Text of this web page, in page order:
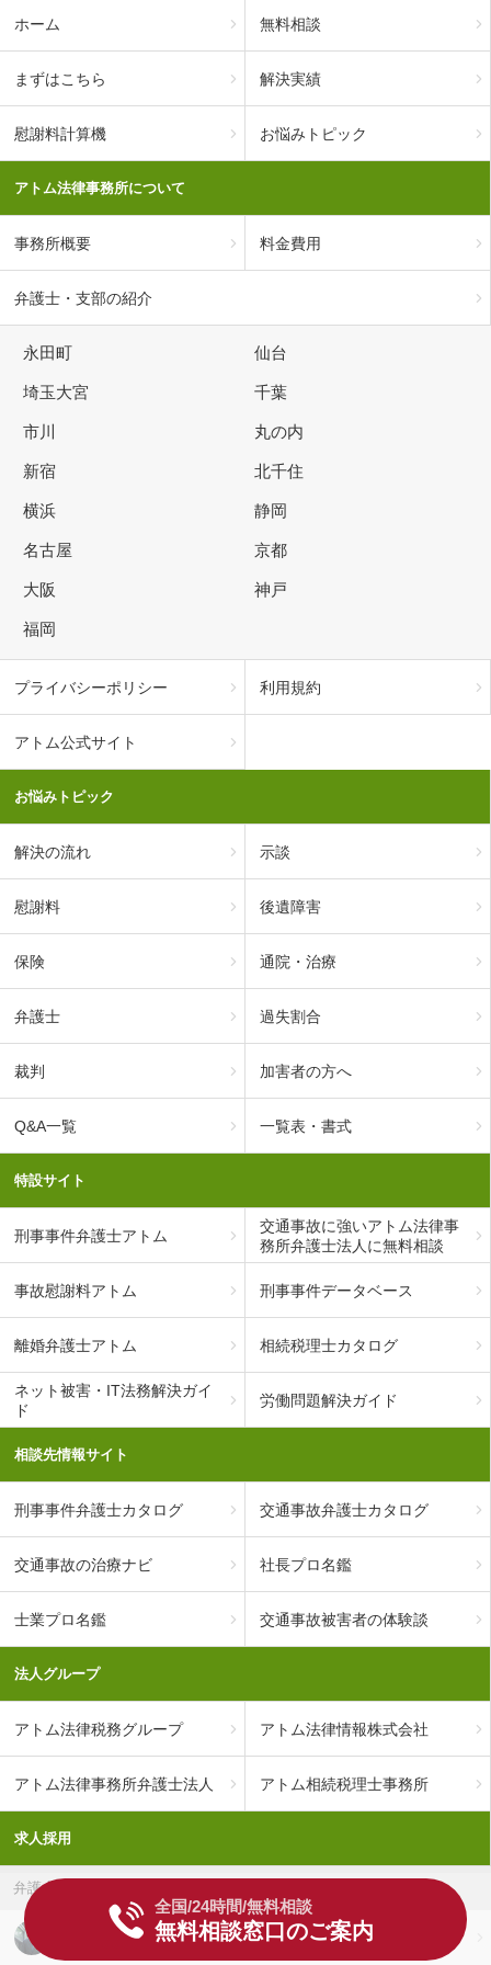
全国/24時間/無料相談
無料相談窓口のご案内
ホーム 無料相談
まずはこちら 解決実績
慰謝料計算機 お悩みトピック
アトム法律事務所について
事務所概要 料金費用
弁護士・支部の紹介
永田町 仙台
埼玉大宮 千葉
市川 丸の内
新宿 北千住
横浜 静岡
名古屋 京都
大阪 神戸
福岡
プライバシーポリシー 利用規約
アトム公式サイト
お悩みトピック
解決の流れ 示談
慰謝料 後遺障害
保険 通院・治療
弁護士 過失割合
裁判 加害者の方へ
Q&A一覧 一覧表・書式
特設サイト
刑事事件弁護士アトム
交通事故に強いアトム法律事
務所弁護士法人に無料相談
事故慰謝料アトム 刑事事件データベース
離婚弁護士アトム 相続税理士カタログ
ネット被害・IT法務解決ガイ
ド
労働問題解決ガイド
相談先情報サイト
刑事事件弁護士カタログ 交通事故弁護士カタログ
交通事故の治療ナビ 社長プロ名鑑
士業プロ名鑑 交通事故被害者の体験談
法人グループ
アトム法律税務グループ アトム法律情報株式会社
アトム法律事務所弁護士法人 アトム相続税理士事務所
求人採用
弁護士
弁護士の求人採用